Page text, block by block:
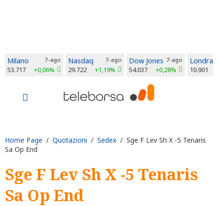
Milano 7-ago
53.717 +0,06%
Nasdaq 7-ago
29.722 +1,19%
Dow Jones 7-ago
54.037 +0,28%
Londra
10.901
Home Page / Quotazioni / Sedex / Sge F Lev Sh X -5 Tenaris
Sa Op End
Sge F Lev Sh X -5 Tenaris
Sa Op End